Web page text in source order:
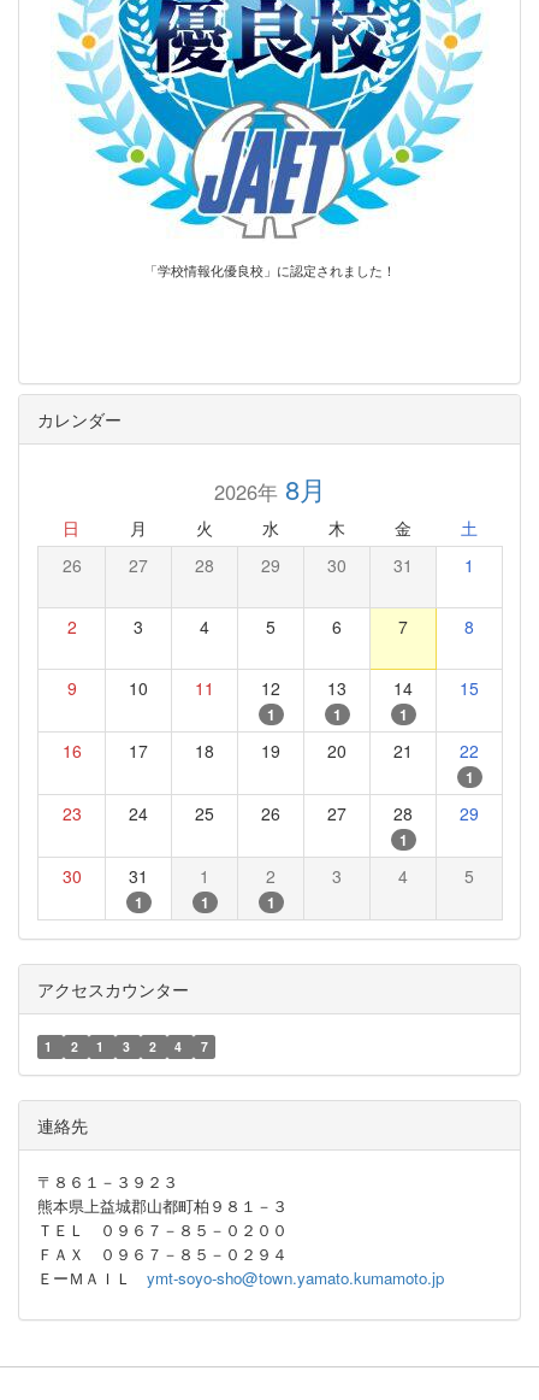
「学校情報化優良校」に認定されました！
カレンダー
2026年8月
日 月 火 水 木 金 土
26 27 28 29 30 31 1
2 3 4 5 6 7 8
9 10 11 12
1
13
1
14
1
15
16 17 18 19 20 21 22
1
23 24 25 26 27 28
1
29
30 31
1
1
1
2
1
3 4 5
アクセスカウンター
1 2 1 3 2 4 7
連絡先
〒８６１－３９２３
熊本県上益城郡山都町柏９８１－３
ＴＥＬ ０９６７－８５－０２００
ＦＡＸ ０９６７－８５－０２９４
ＥーＭＡＩＬ ymt-soyo-sho@town.yamato.kumamoto.jp